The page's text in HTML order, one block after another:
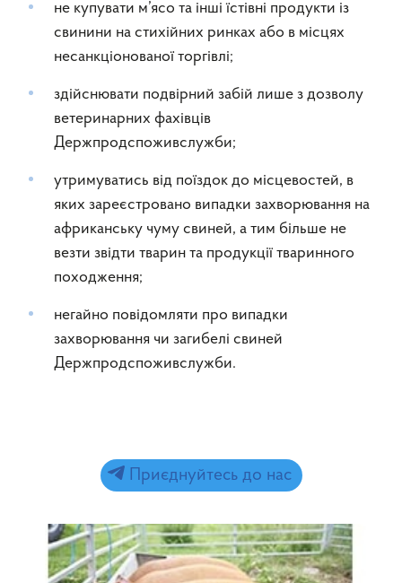
не купувати м’ясо та інші їстівні продукти із
свинини на стихійних ринках або в місцях
несанкціонованої торгівлі;
здійснювати подвірний забій лише з дозволу
ветеринарних фахівців
Держпродспоживслужби;
утримуватись від поїздок до місцевостей, в
яких зареєстровано випадки захворювання на
африканську чуму свиней, а тим більше не
везти звідти тварин та продукції тваринного
походження;
негайно повідомляти про випадки
захворювання чи загибелі свиней
Держпродспоживслужби.
Приєднуйтесь до нас